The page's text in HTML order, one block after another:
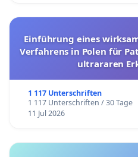
Einführung eines
Verfahrens in Polen für
ultrararen
1 117 Unterschriften
1 117 Unterschriften / 30 Tage
11 Jul 2026